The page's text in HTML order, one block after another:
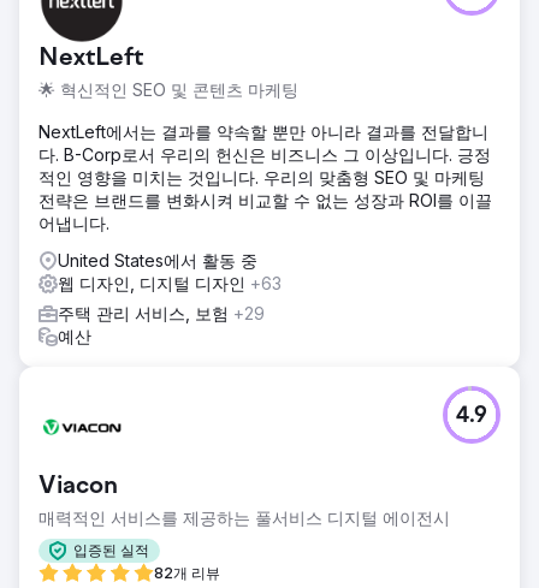
월 만에 총 매출을 5배로 늘릴 수 있었습니다. 사업주는 늘어나
는 수요를 감당하기 위해 주차장을 하나 더 임대하고 직원을
추가로 고용했습니다. 심지어 매장 홍보용으로 람보르기니까
지 구입했죠.
에이전시 페이지로 이동
NextLeft
🌟 혁신적인 SEO 및 콘텐츠 마케팅
NextLeft에서는 결과를 약속할 뿐만 아니라 결과를 전달합니
다. B-Corp로서 우리의 헌신은 비즈니스 그 이상입니다. 긍정
적인 영향을 미치는 것입니다. 우리의 맞춤형 SEO 및 마케팅
전략은 브랜드를 변화시켜 비교할 수 없는 성장과 ROI를 이끌
어냅니다.
United States에서 활동 중
웹 디자인, 디지털 디자인 +63
주택 관리 서비스, 보험 +29
예산
Viacon
매력적인 서비스를 제공하는 풀서비스 디지털 에이전시
입증된 실적
82개 리뷰
4.9